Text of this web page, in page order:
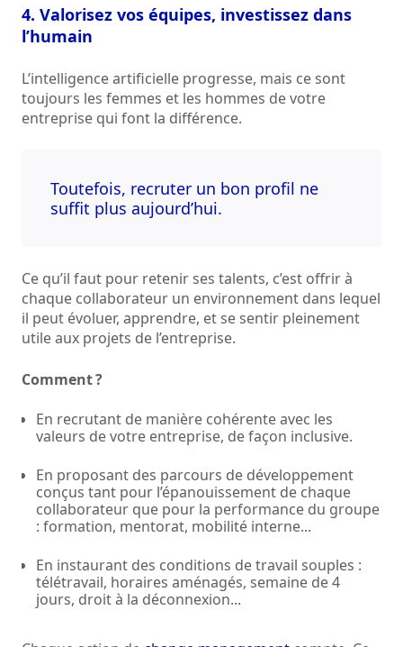
4. Valorisez vos équipes, investissez dans
l’humain
L’intelligence artificielle progresse, mais ce sont
toujours les femmes et les hommes de votre
entreprise qui font la différence.
Toutefois, recruter un bon profil ne
suffit plus aujourd’hui.
Ce qu’il faut pour retenir ses talents, c’est offrir à
chaque collaborateur un environnement dans lequel
il peut évoluer, apprendre, et se sentir pleinement
utile aux projets de l’entreprise.
Comment ?
En recrutant de manière cohérente avec les
valeurs de votre entreprise, de façon inclusive.
En proposant des parcours de développement
conçus tant pour l’épanouissement de chaque
collaborateur que pour la performance du groupe
: formation, mentorat, mobilité interne...
En instaurant des conditions de travail souples :
télétravail, horaires aménagés, semaine de 4
jours, droit à la déconnexion...